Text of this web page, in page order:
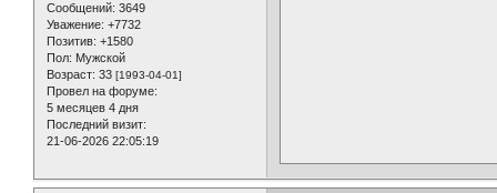
Сообщений: 3649
Уважение: +7732
Позитив: +1580
Пол: Мужской
Возраст: 33 [1993-04-01]
Провел на форуме:
5 месяцев 4 дня
Последний визит:
21-06-2026 22:05:19